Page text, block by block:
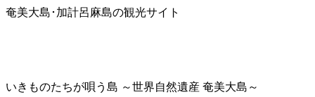
奄美大島･加計呂麻島の観光サイト
いきものたちが唄う島 ～世界自然遺産 奄美大島～